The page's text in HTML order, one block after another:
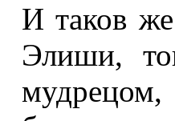
И таков
Элиши,
мудрецом,